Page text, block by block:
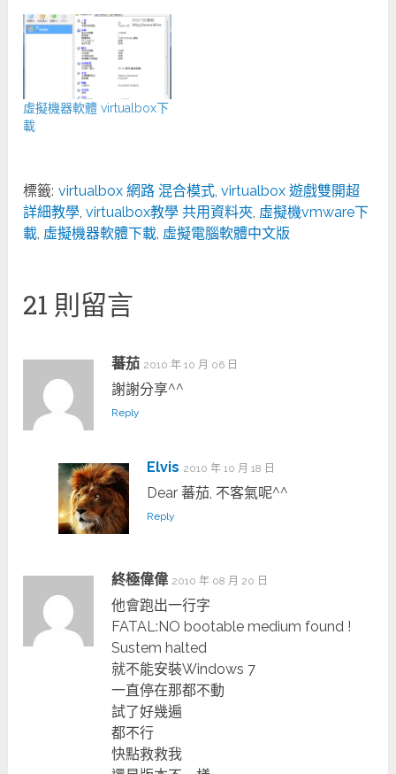
虛擬機器軟體 virtualbox下
載
標籤: virtualbox 網路 混合模式,virtualbox 遊戲雙開超
詳細教學,virtualbox教學 共用資料夾, 虛擬機vmware下
載, 虛擬機器軟體下載, 虛擬電腦軟體中文版
21 則留言
蕃茄 2010 年 10 月 06 日
謝謝分享^^
Reply
Elvis 2010 年 10 月 18 日
Dear 蕃茄, 不客氣呢^^
Reply
終極偉偉 2010 年 08 月 20 日
他會跑出一行字
FATAL:NO bootable medium found !
Sustem halted
就不能安裝Windows 7
一直停在那都不動
試了好幾遍
都不行
快點救救我